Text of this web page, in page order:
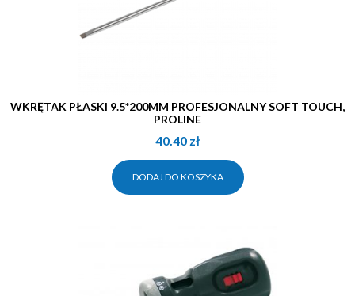
WKRĘTAK PŁASKI 9.5*200MM PROFESJONALNY SOFT TOUCH,
PROLINE
40.40 zł
DODAJ DO KOSZYKA